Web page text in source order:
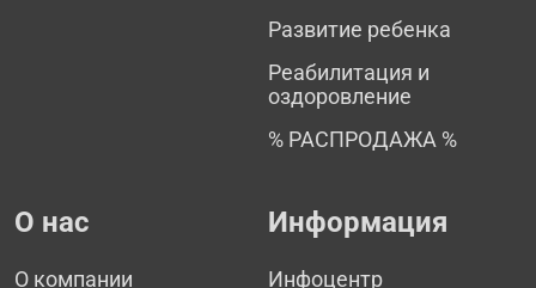
Развитие ребенка
Реабилитация и
оздоровление
% РАСПРОДАЖА %
О нас
О компании
Информация
Инфоцентр